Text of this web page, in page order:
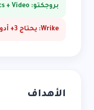
بروجكتو: Chat + Docs + Video
Wrike: يحتاج 3+ أدوات خارجية
الأهداف